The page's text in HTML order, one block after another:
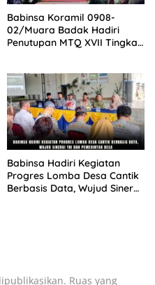
Babinsa Koramil 0908-
02/Muara Badak Hadiri
Penutupan MTQ XVII Tingkat
Babinsa Hadiri Kegiatan
Progres Lomba Desa Cantik
Berbasis Data, Wujud Sinergi
Ruas yang